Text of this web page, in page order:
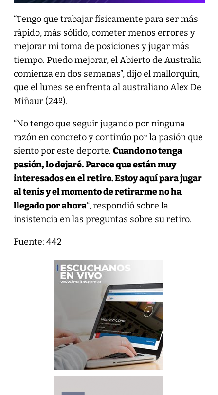
“Tengo que trabajar físicamente para ser más
rápido, más sólido, cometer menos errores y
mejorar mi toma de posiciones y jugar más
tiempo. Puedo mejorar, el Abierto de Australia
comienza en dos semanas”, dijo el mallorquín,
que el lunes se enfrenta al australiano Alex De
Miñaur (24º).
“No tengo que seguir jugando por ninguna
razón en concreto y continúo por la pasión que
siento por este deporte. Cuando no tenga
pasión, lo dejaré. Parece que están muy
interesados en el retiro. Estoy aquí para jugar
al tenis y el momento de retirarme no ha
llegado por ahora“, respondió sobre la
insistencia en las preguntas sobre su retiro.
Fuente: 442